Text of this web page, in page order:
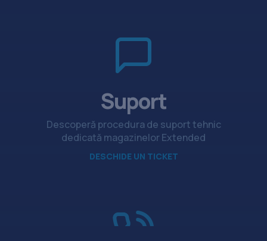
Suport
Descoperă procedura de suport tehnic
dedicată magazinelor Extended
DESCHIDE UN TICKET